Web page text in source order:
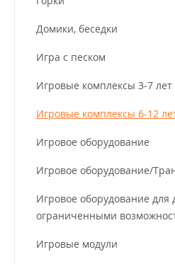
Домики, беседки
Игра с песком
Игровые комплексы 3-7 лет
Игровые комплексы 6-12
Игровое оборудование
Игровое оборудование/
Игровое оборудование для
ограниченными
Игровые модули